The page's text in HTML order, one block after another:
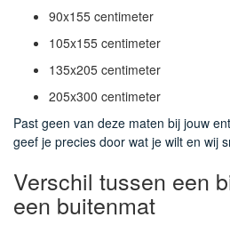
90x155 centimeter
105x155 centimeter
135x205 centimeter
205x300 centimeter
Past geen van deze maten bij jouw
geef je precies door wat je wilt en wij
Verschil tussen een
een buitenmat